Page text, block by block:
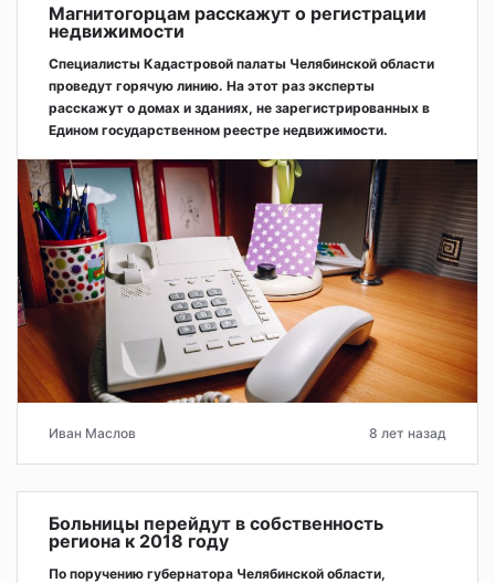
Магнитогорцам расскажут о регистрации
недвижимости
Специалисты Кадастровой палаты Челябинской области
проведут горячую линию. На этот раз эксперты
расскажут о домах и зданиях, не зарегистрированных в
Едином государственном реестре недвижимости.
Иван Маслов 8 лет назад
Больницы перейдут в собственность
региона к 2018 году
По поручению губернатора Челябинской области,